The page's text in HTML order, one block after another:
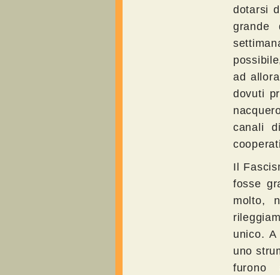
dotarsi
grande
ad
dovuti
canali
Il
fosse
molto,
unico.
uno
furono